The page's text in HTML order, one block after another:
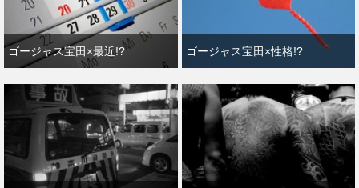
ゴージャス宝田×最近!? ゴージャス宝田×性格!?